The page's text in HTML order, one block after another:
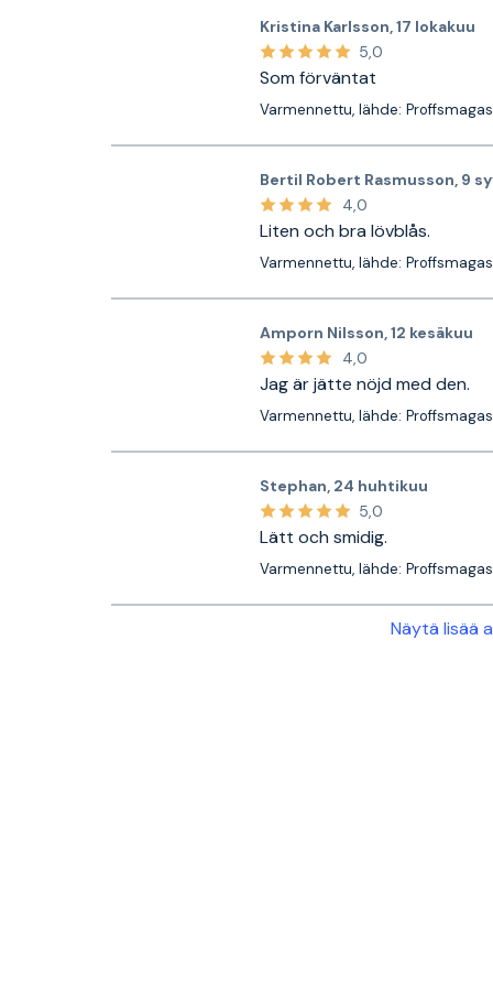
Kristina Karlsson,17 lokakuu
5,0
Som förväntat
Varmennettu, lähde:
Bertil Robert Rasmusson, 9
4,0
Liten och bra lövblås.
Varmennettu, lähde:
Amporn Nilsson,12 kesäkuu
4,0
Jag är jätte nöjd med den.
Varmennettu, lähde:
Stephan, 24 huhtikuu
5,0
Lätt och smidig.
Varmennettu, lähde:
Näytä lisää